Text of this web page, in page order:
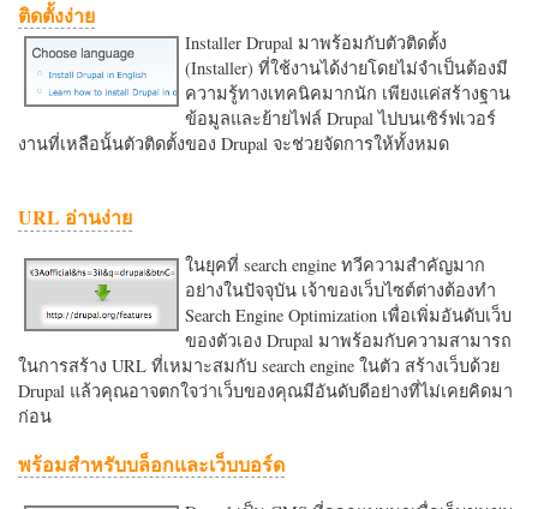
ติดตั้งง่าย
Installer Drupal มาพร้อมกับตัวติดตั้ง
(Installer) ที่ใช้งานได้ง่ายโดยไม่จำเป็นต้องมี
ความรู้ทางเทคนิคมากนัก เพียงแค่สร้างฐาน
ข้อมูลและย้ายไฟล์ Drupal ไปบนเซิร์ฟเวอร์
งานที่เหลือนั้นตัวติดตั้งของ Drupal จะช่วยจัดการให้ทั้งหมด
URL อ่านง่าย
ในยุคที่ search engine ทวีความสำคัญมาก
อย่างในปัจจุบัน เจ้าของเว็บไซต์ต่างต้องทำ
Search Engine Optimization เพื่อเพิ่มอันดับเว็บ
ของตัวเอง Drupal มาพร้อมกับความสามารถ
ในการสร้าง URL ที่เหมาะสมกับ search engine ในตัว สร้างเว็บด้วย
Drupal แล้วคุณอาจตกใจว่าเว็บของคุณมีอันดับดีอย่างที่ไม่เคยคิดมา
ก่อน
พร้อมสำหรับบล็อกและเว็บบอร์ด